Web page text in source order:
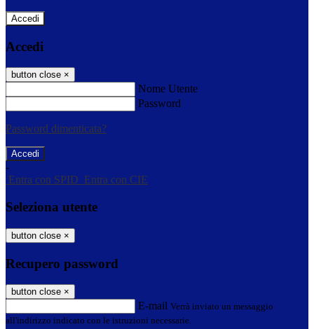
Accedi
Accedi
button close ×
Nome Utente
Password
Password dimenticata?
-
Entra con SPID Entra con CIE
Seleziona utente
button close ×
Recupero password
button close ×
E-mail Verrà inviato un messaggio
all'indirizzo indicato con le istruzioni necessarie.